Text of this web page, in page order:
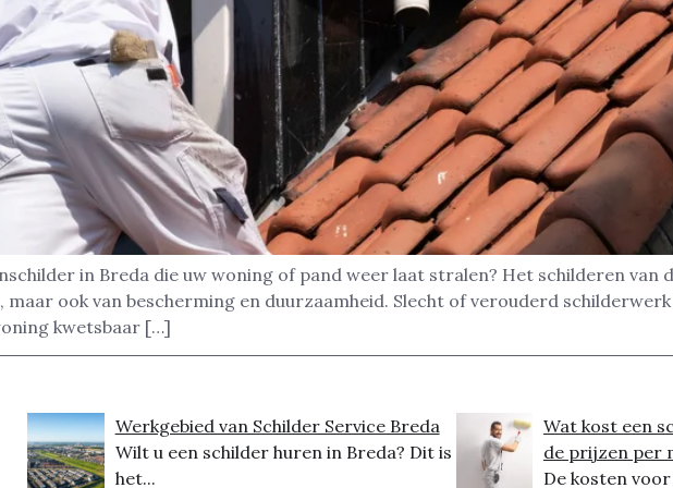
in Breda die uw woning of pand weer laat stralen? Het schilderen van
maar ook van bescherming en duurzaamheid. Slecht of verouderd
kwetsbaar […]
Werkgebied van Schilder Service Breda
Wilt u een schilder huren in Breda? Dit is
het...
Wat kost een
de prijzen per
De kosten